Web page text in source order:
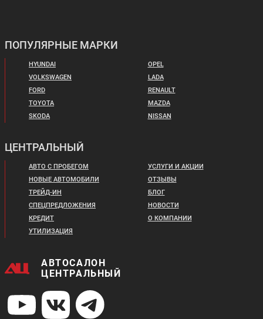
ПОПУЛЯРНЫЕ МАРКИ
HYUNDAI
VOLKSWAGEN
FORD
TOYOTA
SKODA
OPEL
LADA
RENAULT
MAZDA
NISSAN
ЦЕНТРАЛЬНЫЙ
АВТО С ПРОБЕГОМ
НОВЫЕ АВТОМОБИЛИ
ТРЕЙД-ИН
СПЕЦПРЕДЛОЖЕНИЯ
КРЕДИТ
УТИЛИЗАЦИЯ
УСЛУГИ И АКЦИИ
ОТЗЫВЫ
БЛОГ
НОВОСТИ
О КОМПАНИИ
АВТОСАЛОН
ЦЕНТРАЛЬНЫЙ